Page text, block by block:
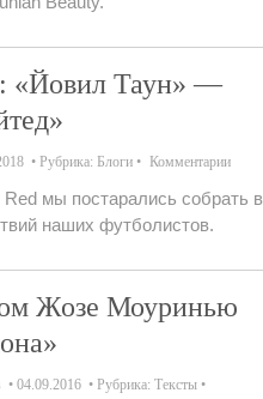
«Йовил Таун» —
Рубрика: Блоги Комментарии
мы постарались собрать
наших футболистов.
Жозе Моуринью
04.09.2016 Рубрика: Тексты